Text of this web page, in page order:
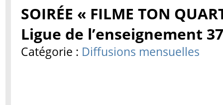
SOIRÉE « FILME TON
Ligue de l’enseignement 37
Catégorie : Diffusions mensuelles